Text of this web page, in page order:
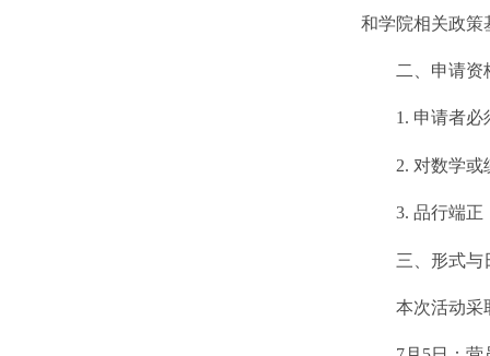
和学院相关政策
二、申请资
1. 申请者必
2. 对数学或
3. 品行端正
三、形式与
本次活动采